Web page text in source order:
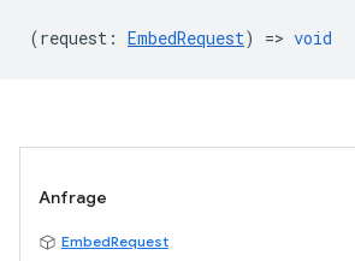
(request : EmbedRequest) => void
Anfrage
EmbedRequest